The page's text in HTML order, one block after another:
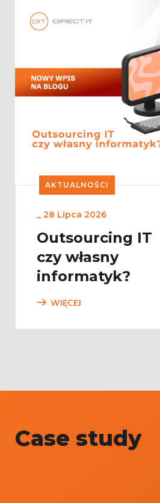
AKTUALNOŚCI
_ 28 Lipca 2026
Outsourcing IT
czy własny
informatyk?
WIĘCEJ
Case study